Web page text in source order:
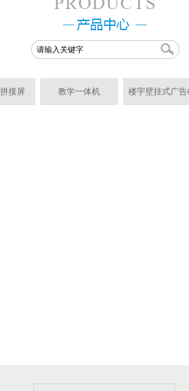
接屏 教学一体机 楼宇壁挂式广告